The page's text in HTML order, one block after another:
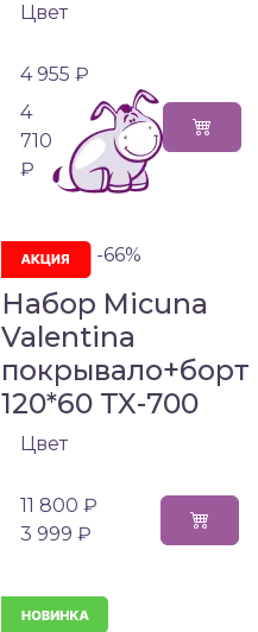
Цвет
4 955 ₽
4
710
₽
-66%
Набор Micuna
Valentina
покрывало+борт
120*60 TX-700
Цвет
11 800 ₽
3 999 ₽